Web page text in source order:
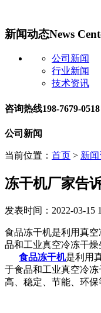
新闻动态News
公司新闻
行业新闻
技术资讯
咨询热线198-7679-0518
公司新闻
当前位置： 首页 > 新
冻干机厂家告
发表时间：2022-03-15
食品冻干机是利用真
品和工业真空冷冻干
食品冻干机是利用
于食品和工业真空冷
高、稳定、节能、环